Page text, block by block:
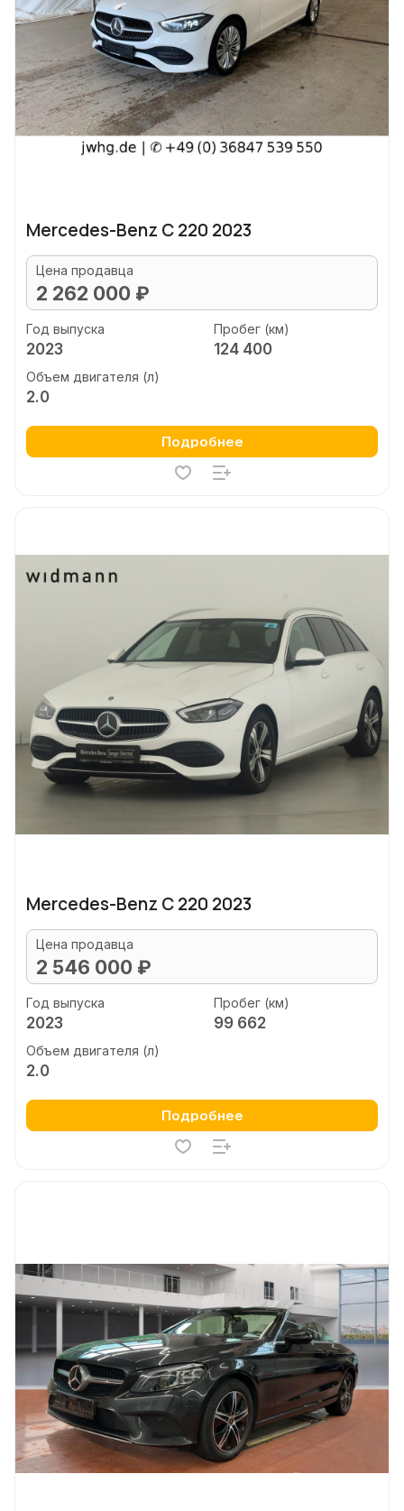
Mercedes-Benz C 220 2023
Цена продавца
2 262 000 ₽
Год выпуска
2023
Пробег (км)
124 400
Объем двигателя (л)
2.0
Подробнее
Mercedes-Benz C 220 2023
Цена продавца
2 546 000 ₽
Год выпуска
2023
Пробег (км)
99 662
Объем двигателя (л)
2.0
Подробнее